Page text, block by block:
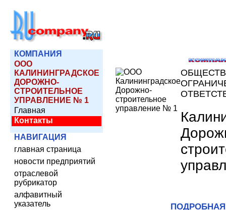
КОМПАНИЯ
ООО
КАЛИНИНГРАДСКОЕ
ДОРОЖНО-
СТРОИТЕЛЬНОЕ
УПРАВЛЕНИЕ № 1
Главная
Контакты
НАВИГАЦИЯ
главная страница
новости предприятий
отраслевой
рубрикатор
алфавитный
указатель